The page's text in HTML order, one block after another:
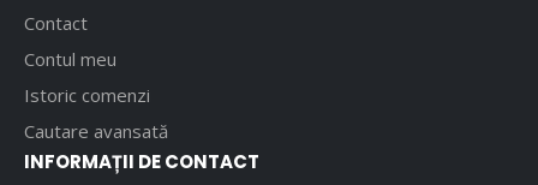
Contact
Contul meu
Istoric comenzi
Cautare avansată
INFORMAȚII DE CONTACT